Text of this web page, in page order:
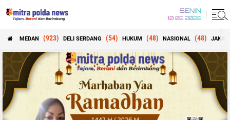
SENIN
10 08 2026
MEDAN (923) DELI SERDANG (54) HUKUM (48) NASIONAL (48)